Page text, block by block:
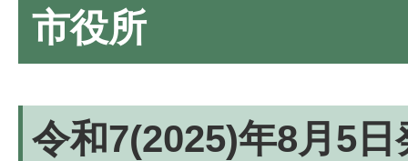
市役所
令和7(2025)年8月5日